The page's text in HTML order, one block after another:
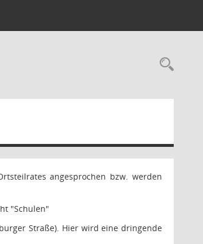
angesprochen bzw. werden
"Schulen"
Straße). Hier wird eine dringende